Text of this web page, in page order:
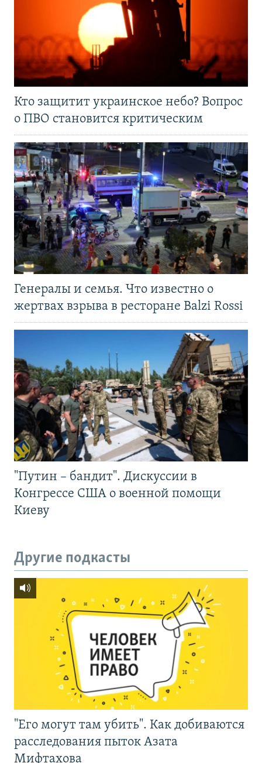
Кто защитит украинское небо? Вопрос
о ПВО становится критическим
Генералы и семья. Что известно о
жертвах взрыва в ресторане Balzi Rossi
"Путин – бандит". Дискуссии в
Конгрессе США о военной помощи
Киеву
Другие подкасты
"Его могут там убить". Как добиваются
расследования пыток Азата
Мифтахова